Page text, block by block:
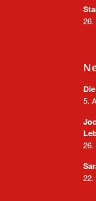
26.
5.
26.
22.